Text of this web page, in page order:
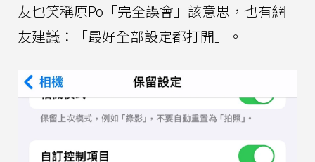
友也笑稱原Po「完全誤會」該意思，也有網
友建議：「最好全部設定都打開」。